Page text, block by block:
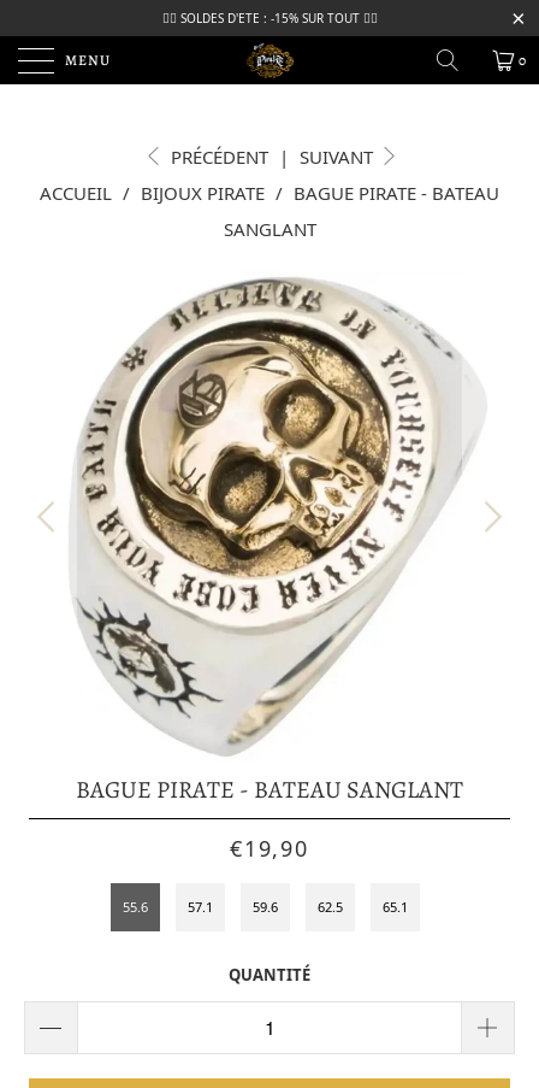
🏴‍☠️ SOLDES D'ETE : -15% SUR TOUT 🏴‍☠️
MENU 0
PRÉCÉDENT | SUIVANT
ACCUEIL / BIJOUX PIRATE / BAGUE PIRATE - BATEAU
SANGLANT
BAGUE PIRATE - BATEAU SANGLANT
€19,90
55.6 57.1 59.6 62.5 65.1
QUANTITÉ